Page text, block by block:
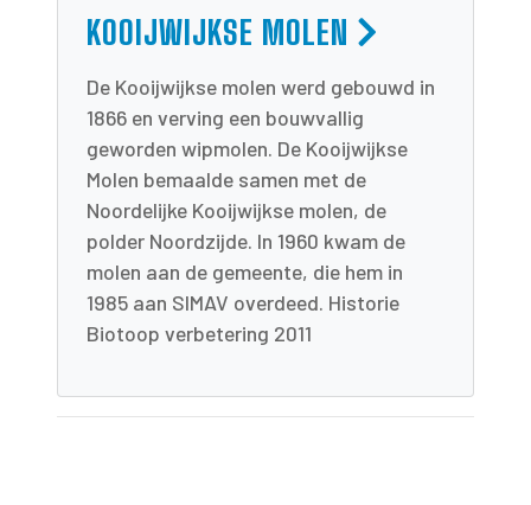
KOOIJWIJKSE MOLEN
De Kooijwijkse molen werd gebouwd in
1866 en verving een bouwvallig
geworden wipmolen. De Kooijwijkse
Molen bemaalde samen met de
Noordelijke Kooijwijkse molen, de
polder Noordzijde. In 1960 kwam de
molen aan de gemeente, die hem in
1985 aan SIMAV overdeed. Historie
Biotoop verbetering 2011